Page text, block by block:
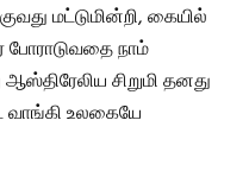
மட்டுமின்றி, கையில்
நாம்
சிறுமி தனது
வாங்கி உலகையே